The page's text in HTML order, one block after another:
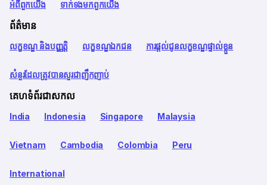
អំពី​ពួក​យើង ទាក់ទង​មក​ពួក​យើង
ព័ត៌មាន
លក្ខខណ្ឌ និងបញ្ញត្តិ លក្ខខណ្ឌឯកជន ការផ្តល់ជូនលក្ខខណ្ឌផ្ទាល់ខ្លួន
សំនួរដែលត្រូវបានសួរជាញឹកញាប់
គេហទំព័រជាសកល
India Indonesia Singapore Malaysia
Vietnam Cambodia Colombia Peru
International